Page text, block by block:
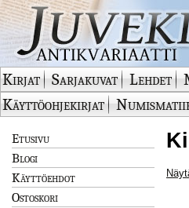
Kirjat Sarjakuvat Lehdet
Käyttöohjekirjat
Etusivu
Blogi
Käyttöehdot
Ostoskori